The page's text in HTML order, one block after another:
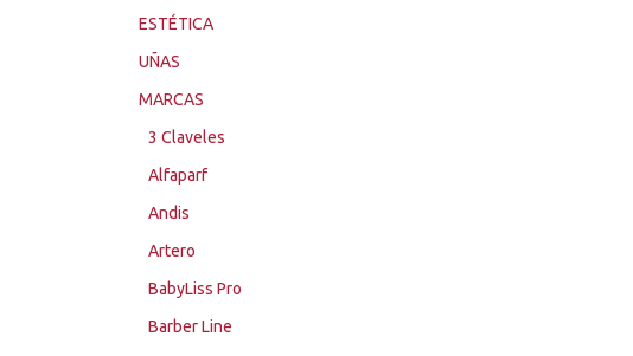
ESTÉTICA
UÑAS
MARCAS
3 Claveles
Alfaparf
Andis
Artero
BabyLiss Pro
Barber Line